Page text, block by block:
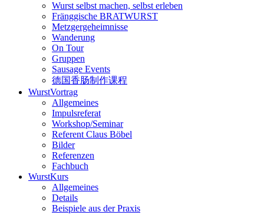
Wurst selbst machen, selbst erleben
Fränggische BRATWURST
Metzgergeheimnisse
Wanderung
On Tour
Gruppen
Sausage Events
德国香肠制作课程
WurstVortrag
Allgemeines
Impulsreferat
Workshop/Seminar
Referent Claus Böbel
Bilder
Referenzen
Fachbuch
WurstKurs
Allgemeines
Details
Beispiele aus der Praxis